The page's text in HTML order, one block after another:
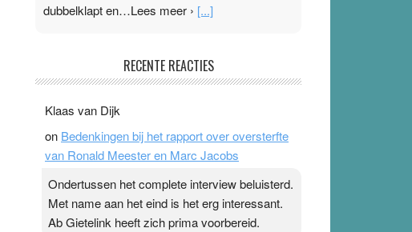
dubbelklapt en…Lees meer › [...]
Ward van Beek
topsporters. Ze hopen ermee hun hartslag te
verlagen terwijl ze meer zuurstof opnemen.
Daarop heeft zo’n pleister geen effect. Maar het
zijn. Door…Lees meer Pleisterplakkers in de
topspsort › [...]
RECENTE REACTIES
Klaas van Dijk
on Bedenkingen bij het rapport over oversterfte
van Ronald Meester en Marc Jacobs
Ondertussen het complete interview beluisterd.
Met name aan het eind is het erg interessant.
Ab Gietelink heeft zich prima voorbereid.